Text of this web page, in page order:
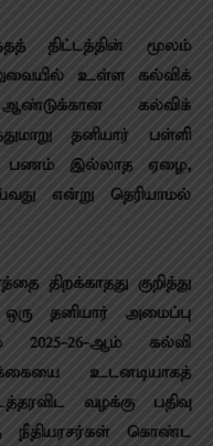
திட்டத்தின் மூலம்
உள்ள கல்விக்
கல்விக்
தனியார் பள்ளி
பணம் இல்லாத ஏழை,
என்று தெரியாமல்
திறக்காதது குறித்து
தனியார் அமைப்பு
2025-26-ஆம் கல்வி
உடனடியாகத்
வழக்கு பதிவு
நீதியரசர்கள் கொண்ட